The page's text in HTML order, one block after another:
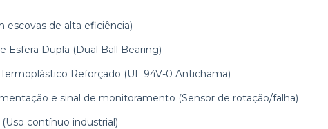
escovas de alta eficiência)
Esfera Dupla (Dual Ball Bearing)
Reforçado (UL 94V-0 Antichama)
e sinal de monitoramento (Sensor de rotação/falha)
contínuo industrial)